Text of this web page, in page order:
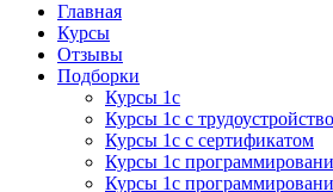
Курсы 1С
Курсы 1С официальная сертификация
Главная
Курсы
Отзывы
Подборки
Курсы 1с
Курсы 1с с
Курсы 1с с сертификатом
Курсы 1с
Курсы 1с